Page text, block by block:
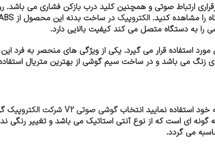
ارتباط صوتی و همچنین کلید درب بازکن فشاری می باشد.
را مشاهده کنید. الکتروپیک
به دستگاه متصل می کند کیفیت بالایی دارد.
استفاده قرار می گیرد. یکی از ویژگی های منحصر به فرد
زنگ می باشد و در ساخت سیم گوشی از بهترین متریال
خود استفاده نمایید انتخابگوشی صوتی V2 شرکت الکتروپیک
ای است که از نوع آنتی استاتیک می باشد و تغییر رنگی
می گردد.